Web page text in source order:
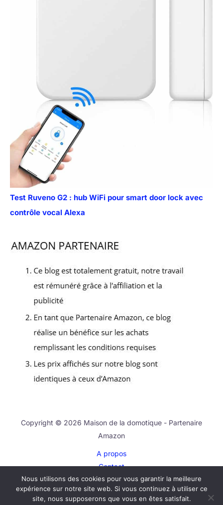
Test Ruveno G2 : hub WiFi pour smart door lock avec
contrôle vocal Alexa
Copyright © 2026 Maison de la domotique - Partenaire
Amazon
A propos
Contact
Plan du site
Mentions légales
Nous utilisons des cookies pour vous garantir la meilleure
expérience sur notre site web. Si vous continuez à utiliser ce
site, nous supposerons que vous en êtes satisfait.